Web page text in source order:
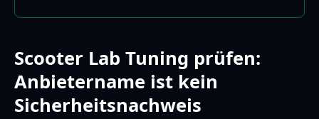
Scooter Lab Tuning prüfen:
Anbietername ist kein
Sicherheitsnachweis